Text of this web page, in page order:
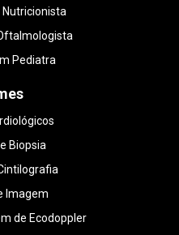
Pediatra
Biopsia
Imagem
de Ecodoppler